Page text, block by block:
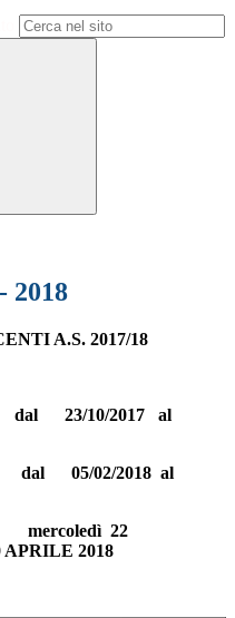
2018
A.S. 2017/18
10/2017 al
05/02/2018 al
22
2018